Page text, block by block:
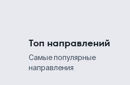
Топ направлений
Самые популярные
направления